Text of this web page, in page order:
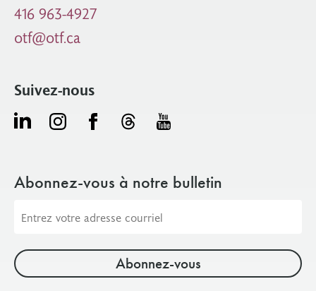
416 963-4927
otf@otf.ca
Suivez-nous
Abonnez-vous à notre bulletin